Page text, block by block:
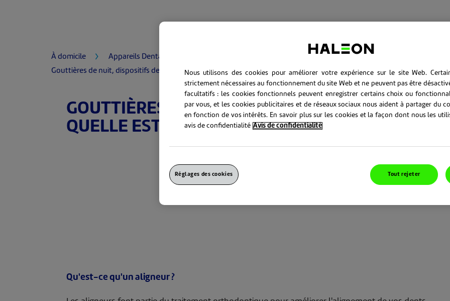
À domicile Appareils Dentaires Amovibles
Gouttières de nuit, dispositifs de retenue et aligneurs quelle est la différence ?
GOUTTIÈRES DE NUIT, DISPOSITIFS DE RETENUE
QUELLE EST LA DIFFÉRENCE ?
Qu'est-ce qu'un aligneur ?
Nous utilisons des cookies pour améliorer votre expérience sur le site Web.
strictement nécessaires au fonctionnement du site Web et ne peuvent pas être
facultatifs : les cookies fonctionnels peuvent enregistrer certains choix ou
par vous, et les cookies publicitaires et de réseaux sociaux nous aident à partager du
en fonction de vos intérêts. En savoir plus sur les cookies et la façon dont nous les
avis de confidentialité Avis de confidentialité
Tout rejeter
Réglages des cookies